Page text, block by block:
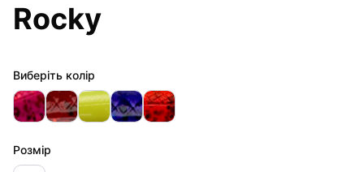
Rocky
Виберіть колір
Розмір